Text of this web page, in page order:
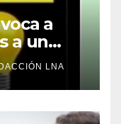
a
a un
este
LNA